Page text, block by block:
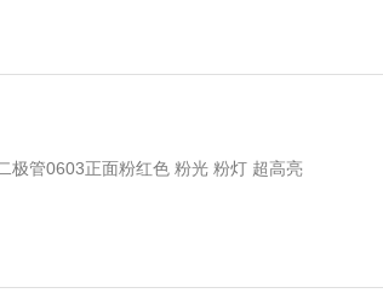
极管0603正面粉红色 粉光 粉灯 超高亮